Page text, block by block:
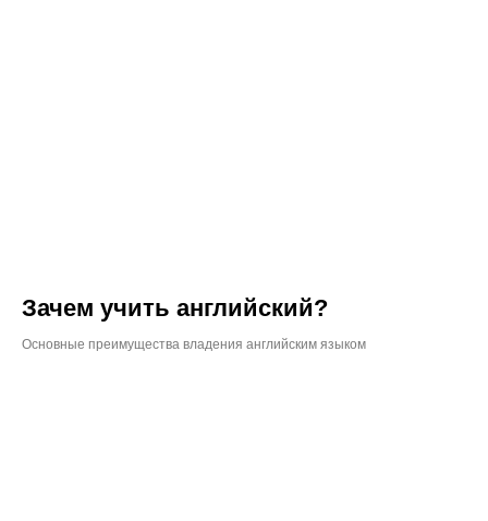
Зачем учить английский?
Основные преимущества владения английским языком